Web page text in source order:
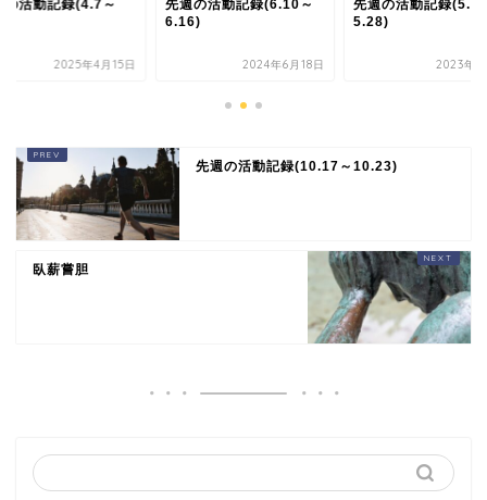
の活動記録(4.7～
2025年4月15日
先週の活動記録(6.10～
6.16)
2024年6月18日
先週の活動記録
5.28)
2023年6
先週の活動記録(10.17～10.23)
臥薪嘗胆